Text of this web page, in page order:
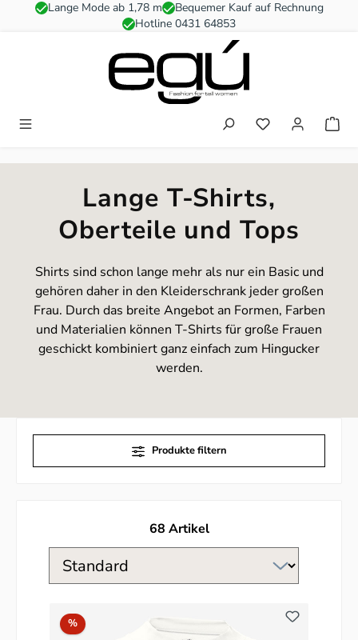
Zum Hauptinhalt springen
Lange Mode ab 1,78 m
Bequemer Kauf auf Rechnung
Hotline 0431 64853
Du hast 0
Lange T-Shirts,
Oberteile und Tops
Shirts sind schon lange mehr als nur ein Basic und
gehören daher in den Kleiderschrank jeder großen
Frau. Durch das breite Angebot an Formen, Farben
und Materialien können T-Shirts für große Frauen
geschickt kombiniert ganz einfach zum Hingucker
werden.
Produkte filtern
68 Artikel
%Rabatt